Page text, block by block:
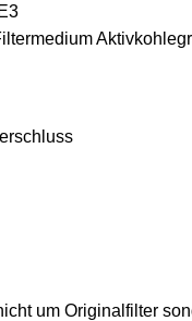
um Originalfilter